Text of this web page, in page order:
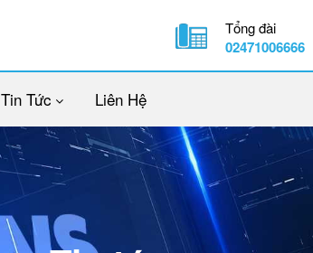
Tổng đài
02471006666
Tin Tức Liên Hệ